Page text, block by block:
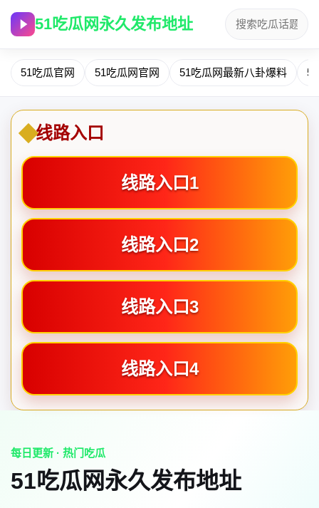
51吃瓜网永久发布地址
51吃瓜官网 51吃瓜网官网 51吃瓜网最新八卦爆料
线路入口
线路入口1
线路入口2
线路入口3
线路入口4
每日更新 · 热门吃瓜
51吃瓜网永久发布地址